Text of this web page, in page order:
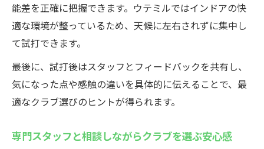
能差を正確に把握できます。ウテミルではインドアの快
適な環境が整っているため、天候に左右されずに集中し
て試打できます。
最後に、試打後はスタッフとフィードバックを共有し、
気になった点や感触の違いを具体的に伝えることで、最
適なクラブ選びのヒントが得られます。
専門スタッフと相談しながらクラブを選ぶ安心感